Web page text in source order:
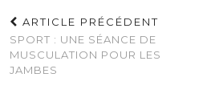
ARTICLE PRÉCÉDENT
SPORT : UNE SÉANCE DE
MUSCULATION POUR LES
JAMBES